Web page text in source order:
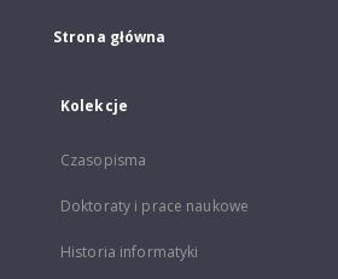
Strona główna
Kolekcje
Czasopisma
Doktoraty i prace naukowe
Historia informatyki